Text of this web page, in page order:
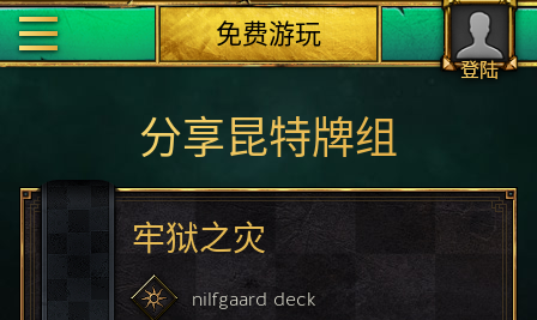
登陆
免费游玩
分享昆特牌组
牢狱之灾
nilfgaard deck